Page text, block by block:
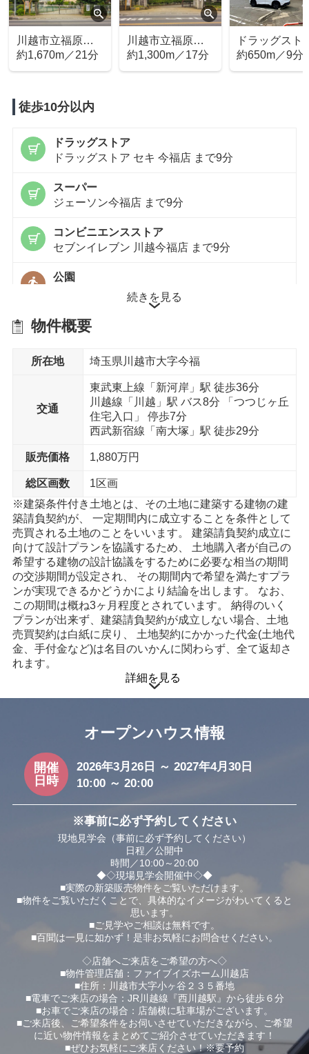
川越市立福原小
学校
約1,670m／21分
川越市立福原中
学校
約1,300m／17分
ドラッグスト
セキ 今福店
約650m／9分
徒歩10分以内
ドラッグストア
ドラッグストア セキ 今福店 まで9分
スーパー
ジェーソン今福店 まで9分
コンビニエンスストア
セブンイレブン 川越今福店 まで9分
公園
今福武蔵野第三公園 まで9分
徒歩15分以内
関本記念病院 まで11分
続きを見る
物件概要
所在地 埼玉県川越市大字今福
交通
東武東上線「新河岸」駅 徒歩36分
川越線「川越」駅 バス8分 「つつじヶ丘
住宅入口」 停歩7分
西武新宿線「南大塚」駅 徒歩29分
販売価格 1,880万円
総区画数
1区画
※建築条件付き土地とは、その土地に建築する建物の建
築請負契約が、 一定期間内に成立することを条件として
売買される土地のことをいいます。 建築請負契約成立に
向けて設計プランを協議するため、 土地購入者が自己の
希望する建物の設計協議をするために必要な相当の期間
の交渉期間が設定され、 その期間内で希望を満たすプラ
ンが実現できるかどうかにより結論を出します。 なお、
この期間は概ね3ヶ月程度とされています。 納得のいく
プランが出来ず、建築請負契約が成立しない場合、土地
売買契約は白紙に戻り、 土地契約にかかった代金(土地代
金、手付金など)は名目のいかんに関わらず、全て返却さ
れます。
詳細を見る
オープンハウス情報
開催
日時
2026年3月26日 ～ 2027年4月30日
10:00 ～ 20:00
※事前に必ず予約してください
現地見学会（事前に必ず予約してください）
日程／公開中
時間／10:00～20:00
◆◇現場見学会開催中◇◆
■実際の新築販売物件をご覧いただけます。
■物件をご覧いただくことで、具体的なイメージがわいてくると
思います。
■ご見学やご相談は無料です。
■百聞は一見に如かず！是非お気軽にお問合せください。
◇店舗へご来店をご希望の方へ◇
■物件管理店舗：ファイブイズホーム川越店
■住所：川越市大字小ヶ谷２３５番地
■電車でご来店の場合：JR川越線『西川越駅』から徒歩６分
■お車でご来店の場合：店舗横に駐車場がございます。
■ご来店後、ご希望条件をお伺いさせていただきながら、ご希望
に近い物件情報をまとめてご紹介させていただきます！
■ぜひお気軽にご来店ください！※要予約